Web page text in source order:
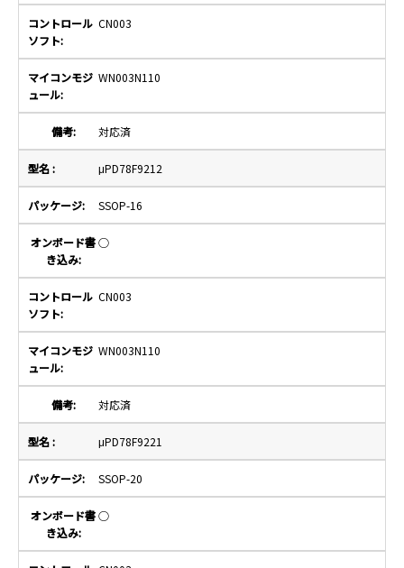
CN003
WN003N110
対応済
μPD78F9212
SSOP-16
○
CN003
WN003N110
対応済
μPD78F9221
SSOP-20
○